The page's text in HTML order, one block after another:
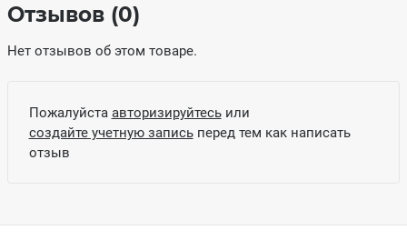
Отзывов (0)
Нет отзывов об этом товаре.
Пожалуйста авторизируйтесьили
создайте учетную записьперед тем как написать
отзыв